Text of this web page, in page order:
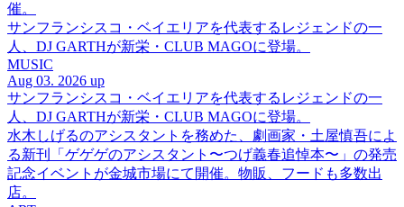
催。
サンフランシスコ・ベイエリアを代表するレジェンドの一
人、DJ GARTHが新栄・CLUB MAGOに登場。
MUSIC
Aug 03. 2026 up
サンフランシスコ・ベイエリアを代表するレジェンドの一
人、DJ GARTHが新栄・CLUB MAGOに登場。
水木しげるのアシスタントを務めた、劇画家・土屋慎吾によ
る新刊「ゲゲゲのアシスタント〜つげ義春追悼本〜」の発売
記念イベントが金城市場にて開催。物販、フードも多数出
店。